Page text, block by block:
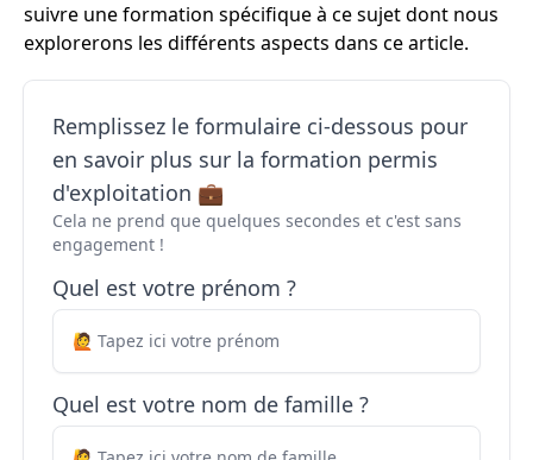
suivre une formation spécifique à ce sujet dont nous
explorerons les différents aspects dans ce article.
Remplissez le formulaire ci-dessous pour
en savoir plus sur la formation permis
d'exploitation 💼
Cela ne prend que quelques secondes et c'est sans
engagement !
Quel est votre prénom ?
Quel est votre nom de famille ?